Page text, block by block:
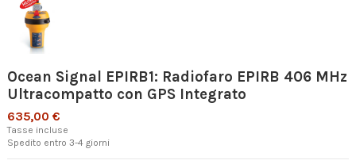
Ocean Signal EPIRB1: Radiofaro EPIRB 406 MHz
Ultracompatto con GPS Integrato
635,00 €
Tasse incluse
Spedito entro 3-4 giorni